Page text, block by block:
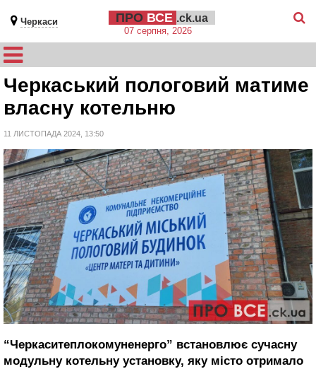
Черкаси ПРО ВСЕ .ck.ua
07 серпня, 2026
Черкаський пологовий матиме
власну котельню
11 ЛИСТОПАДА 2024, 13:50
“Черкаситеплокомуненерго” встановлює сучасну
модульну котельну установку, яку місто отримало